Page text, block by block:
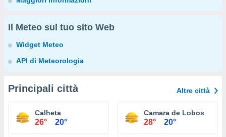
Il Meteo sul tuo sito Web
Widget Meteo
API di Meteorologia
Principali città Altre città
Calheta
26° 20°
Camara de Lobos
28° 20°